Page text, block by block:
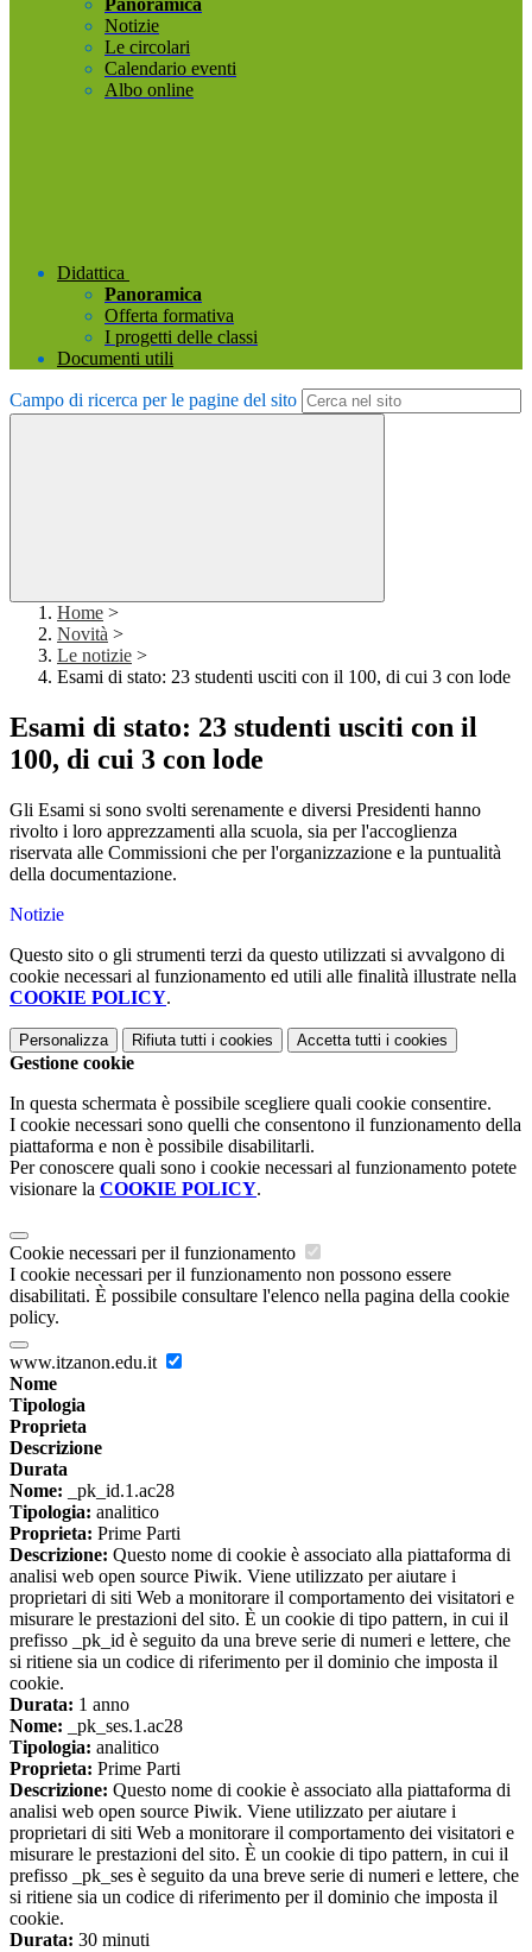
Panoramica
Notizie
Le circolari
Calendario eventi
Albo online
Didattica
Panoramica
Offerta formativa
I progetti delle classi
Documenti utili
Campo di ricerca per le pagine del sito
Home >
Novità >
Le notizie >
Esami di stato: 23 studenti usciti con il 100, di cui 3 con lode
Esami di stato: 23 studenti usciti con il
100, di cui 3 con lode
Gli Esami si sono svolti serenamente e diversi Presidenti hanno
rivolto i loro apprezzamenti alla scuola, sia per l'accoglienza
riservata alle Commissioni che per l'organizzazione e la puntualità
della documentazione.
Notizie
Questo sito o gli strumenti terzi da questo utilizzati si avvalgono di
cookie necessari al funzionamento ed utili alle finalità illustrate nella
COOKIE POLICY.
Personalizza Rifiuta tutti i cookies Accetta tutti i cookies
Gestione cookie
In questa schermata è possibile scegliere quali cookie consentire.
I cookie necessari sono quelli che consentono il funzionamento della
piattaforma e non è possibile disabilitarli.
Per conoscere quali sono i cookie necessari al funzionamento potete
visionare la COOKIE POLICY.
Cookie necessari per il funzionamento
I cookie necessari per il funzionamento non possono essere
disabilitati. È possibile consultare l'elenco nella pagina della cookie
policy.
www.itzanon.edu.it
Nome
Tipologia
Proprieta
Descrizione
Durata
Nome: _pk_id.1.ac28
Tipologia: analitico
Proprieta: Prime Parti
Descrizione: Questo nome di cookie è associato alla piattaforma di
analisi web open source Piwik. Viene utilizzato per aiutare i
proprietari di siti Web a monitorare il comportamento dei visitatori e
misurare le prestazioni del sito. È un cookie di tipo pattern, in cui il
prefisso _pk_id è seguito da una breve serie di numeri e lettere, che
si ritiene sia un codice di riferimento per il dominio che imposta il
cookie.
Durata: 1 anno
Nome: _pk_ses.1.ac28
Tipologia: analitico
Proprieta: Prime Parti
Descrizione: Questo nome di cookie è associato alla piattaforma di
analisi web open source Piwik. Viene utilizzato per aiutare i
proprietari di siti Web a monitorare il comportamento dei visitatori e
misurare le prestazioni del sito. È un cookie di tipo pattern, in cui il
prefisso _pk_ses è seguito da una breve serie di numeri e lettere, che
si ritiene sia un codice di riferimento per il dominio che imposta il
cookie.
Durata: 30 minuti